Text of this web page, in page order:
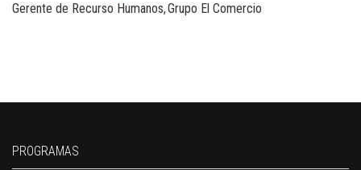
Gerente de Recurso Humanos Grupo El Comercio
PROGRAMAS